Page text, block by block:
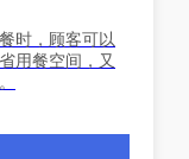
时，顾客可以
用餐空间，又